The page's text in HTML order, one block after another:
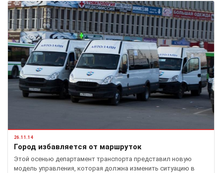
26.11.14
Город избавляется от маршруток
Этой осенью департамент транспорта представил новую
модель управления, которая должна изменить ситуацию в